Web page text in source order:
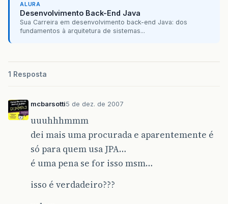
ALURA
Desenvolvimento Back-End Java
Sua Carreira em desenvolvimento back-end Java: dos
fundamentos à arquitetura de sistemas...
1 Resposta
mcbarsotti5 de dez. de 2007
uuuhhhmmm
dei mais uma procurada e aparentemente é
só para quem usa JPA…
é uma pena se for isso msm…
isso é verdadeiro???